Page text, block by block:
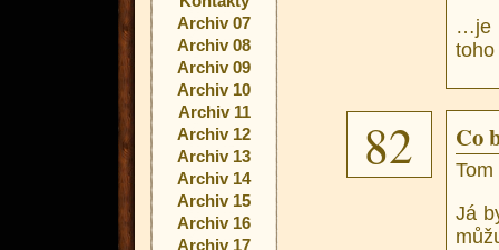
Archiv 07
Archiv 08
Archiv 09
Archiv 10
Archiv 11
Archiv 12
Archiv 13
Archiv 14
Archiv 15
Archiv 16
Archiv 17
…je
toho
82 Co
Tom
Já